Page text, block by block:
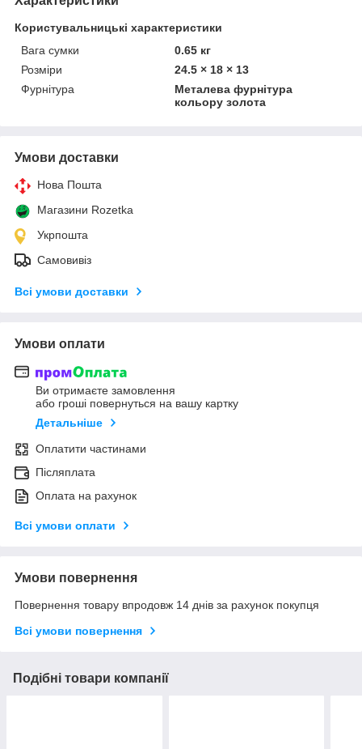
Користувальницькі характеристики
Вага сумки
0.65 кг
Розміри
24.5 × 18 × 13
Фурнітура
Металева фурнітура
кольору золота
Умови доставки
Нова Пошта
Магазини Rozetka
Укрпошта
Самовивіз
Всі умови доставки
Умови оплати
Ви отримаєте замовлення
або гроші повернуться на вашу картку
Детальніше
Оплатити частинами
Післяплата
Оплата на рахунок
Всі умови оплати
Умови повернення
Повернення товару впродовж 14 днів за рахунок покупця
Всі умови повернення
Подібні товари компанії